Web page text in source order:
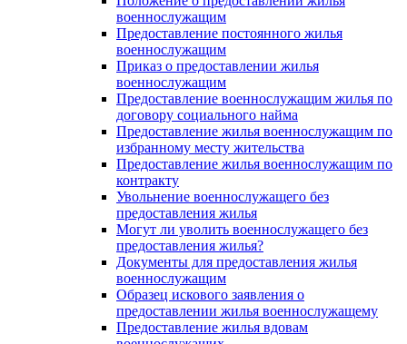
военнослужащим
Предоставление постоянного жилья
военнослужащим
Приказ о предоставлении жилья
военнослужащим
Предоставление военнослужащим жилья по
договору социального найма
Предоставление жилья военнослужащим по
избранному месту жительства
Предоставление жилья военнослужащим по
контракту
Увольнение военнослужащего без
предоставления жилья
Могут ли уволить военнослужащего без
предоставления жилья?
Документы для предоставления жилья
военнослужащим
Образец искового заявления о
предоставлении жилья военнослужащему
Предоставление жилья вдовам